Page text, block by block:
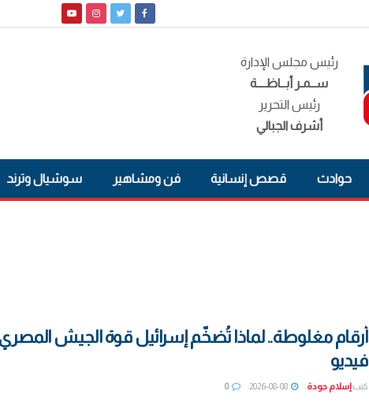
رئيس مجلس الإدارة
ســمـر أبــاظــــة
رئيس التحرير
أشرف الجبالي
حوادث قصص إنسانية فن ومشاهير سوشيال وترند
أرقام مغلوطة.. لماذا تُضخّم إسرائيل قوة الجيش المصري
فيديو
كتب إسلام جودة 2026-08-08
0